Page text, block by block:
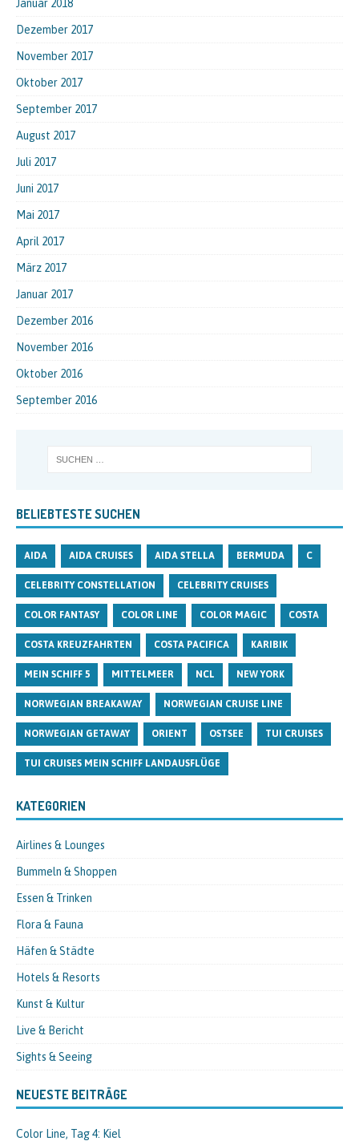
Januar 2018
Dezember 2017
November 2017
Oktober 2017
September 2017
August 2017
Juli 2017
Juni 2017
Mai 2017
April 2017
März 2017
Januar 2017
Dezember 2016
November 2016
Oktober 2016
September 2016
BELIEBTESTE SUCHEN
AIDA AIDA CRUISES AIDA STELLA BERMUDA C
CELEBRITY CONSTELLATION CELEBRITY CRUISES
COLOR FANTASY COLOR LINE COLOR MAGIC COSTA
COSTA KREUZFAHRTEN COSTA PACIFICA KARIBIK
MEIN SCHIFF 5 MITTELMEER NCL NEW YORK
NORWEGIAN BREAKAWAY NORWEGIAN CRUISE LINE
NORWEGIAN GETAWAY ORIENT OSTSEE TUI CRUISES
TUI CRUISES MEIN SCHIFF LANDAUSFLÜGE
KATEGORIEN
Airlines & Lounges
Bummeln & Shoppen
Essen & Trinken
Flora & Fauna
Häfen & Städte
Hotels & Resorts
Kunst & Kultur
Live & Bericht
Sights & Seeing
NEUESTE BEITRÄGE
Color Line, Tag 4: Kiel